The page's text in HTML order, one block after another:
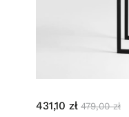
431,10 zł 479,00 zł